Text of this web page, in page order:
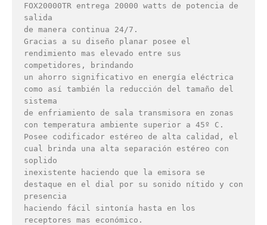
FOX20000TR entrega 20000 watts de potencia de
salida
de manera continua 24/7.
Gracias a su diseño planar posee el
rendimiento mas elevado entre sus
competidores, brindando
un ahorro significativo en energía eléctrica
como así también la reducción del tamaño del
sistema
de enfriamiento de sala transmisora en zonas
con temperatura ambiente superior a 45º C.
Posee codificador estéreo de alta calidad, el
cual brinda una alta separación estéreo con
soplido
inexistente haciendo que la emisora se
destaque en el dial por su sonido nítido y con
presencia
haciendo fácil sintonía hasta en los
receptores mas económico.